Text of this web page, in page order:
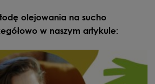
olejowania na sucho
w naszym artykule: